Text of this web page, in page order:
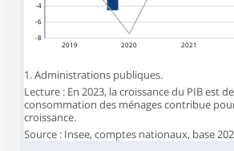
-4
-6
-8
2019 2020 2021
1. Administrations publiques.
Lecture : En 2023, la croissance du PIB est
consommation des ménages contribue
croissance.
Source : Insee, comptes nationaux, base